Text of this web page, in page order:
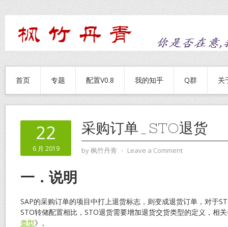
首页 专题 配置V0.8 我的知乎 Q群 关
22
6 月 2019
采购订单_STO退货
by枫竹丹青 ⋅ Leave a Comment
一．说明
SAP的采购订单的项目中打上退货标志，则变成退货订单，对于
STO转储配置相比，STO退货需要增加退货交货类型的定义，相
类型》。